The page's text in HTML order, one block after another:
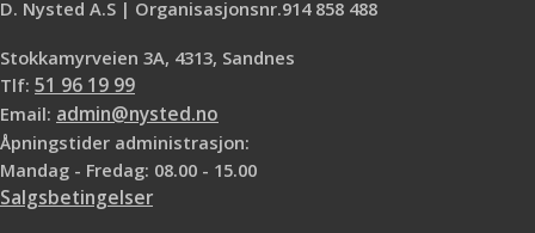
D. Nysted A.S | Organisasjonsnr.914 858 488
Stokkamyrveien 3A, 4313, Sandnes
Tlf: 51 96 19 99
Email: admin@nysted.no
Åpningstider administrasjon:
Mandag - Fredag: 08.00 - 15.00
Salgsbetingelser